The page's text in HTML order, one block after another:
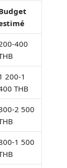
400
200-1
THB
2 500
1 500